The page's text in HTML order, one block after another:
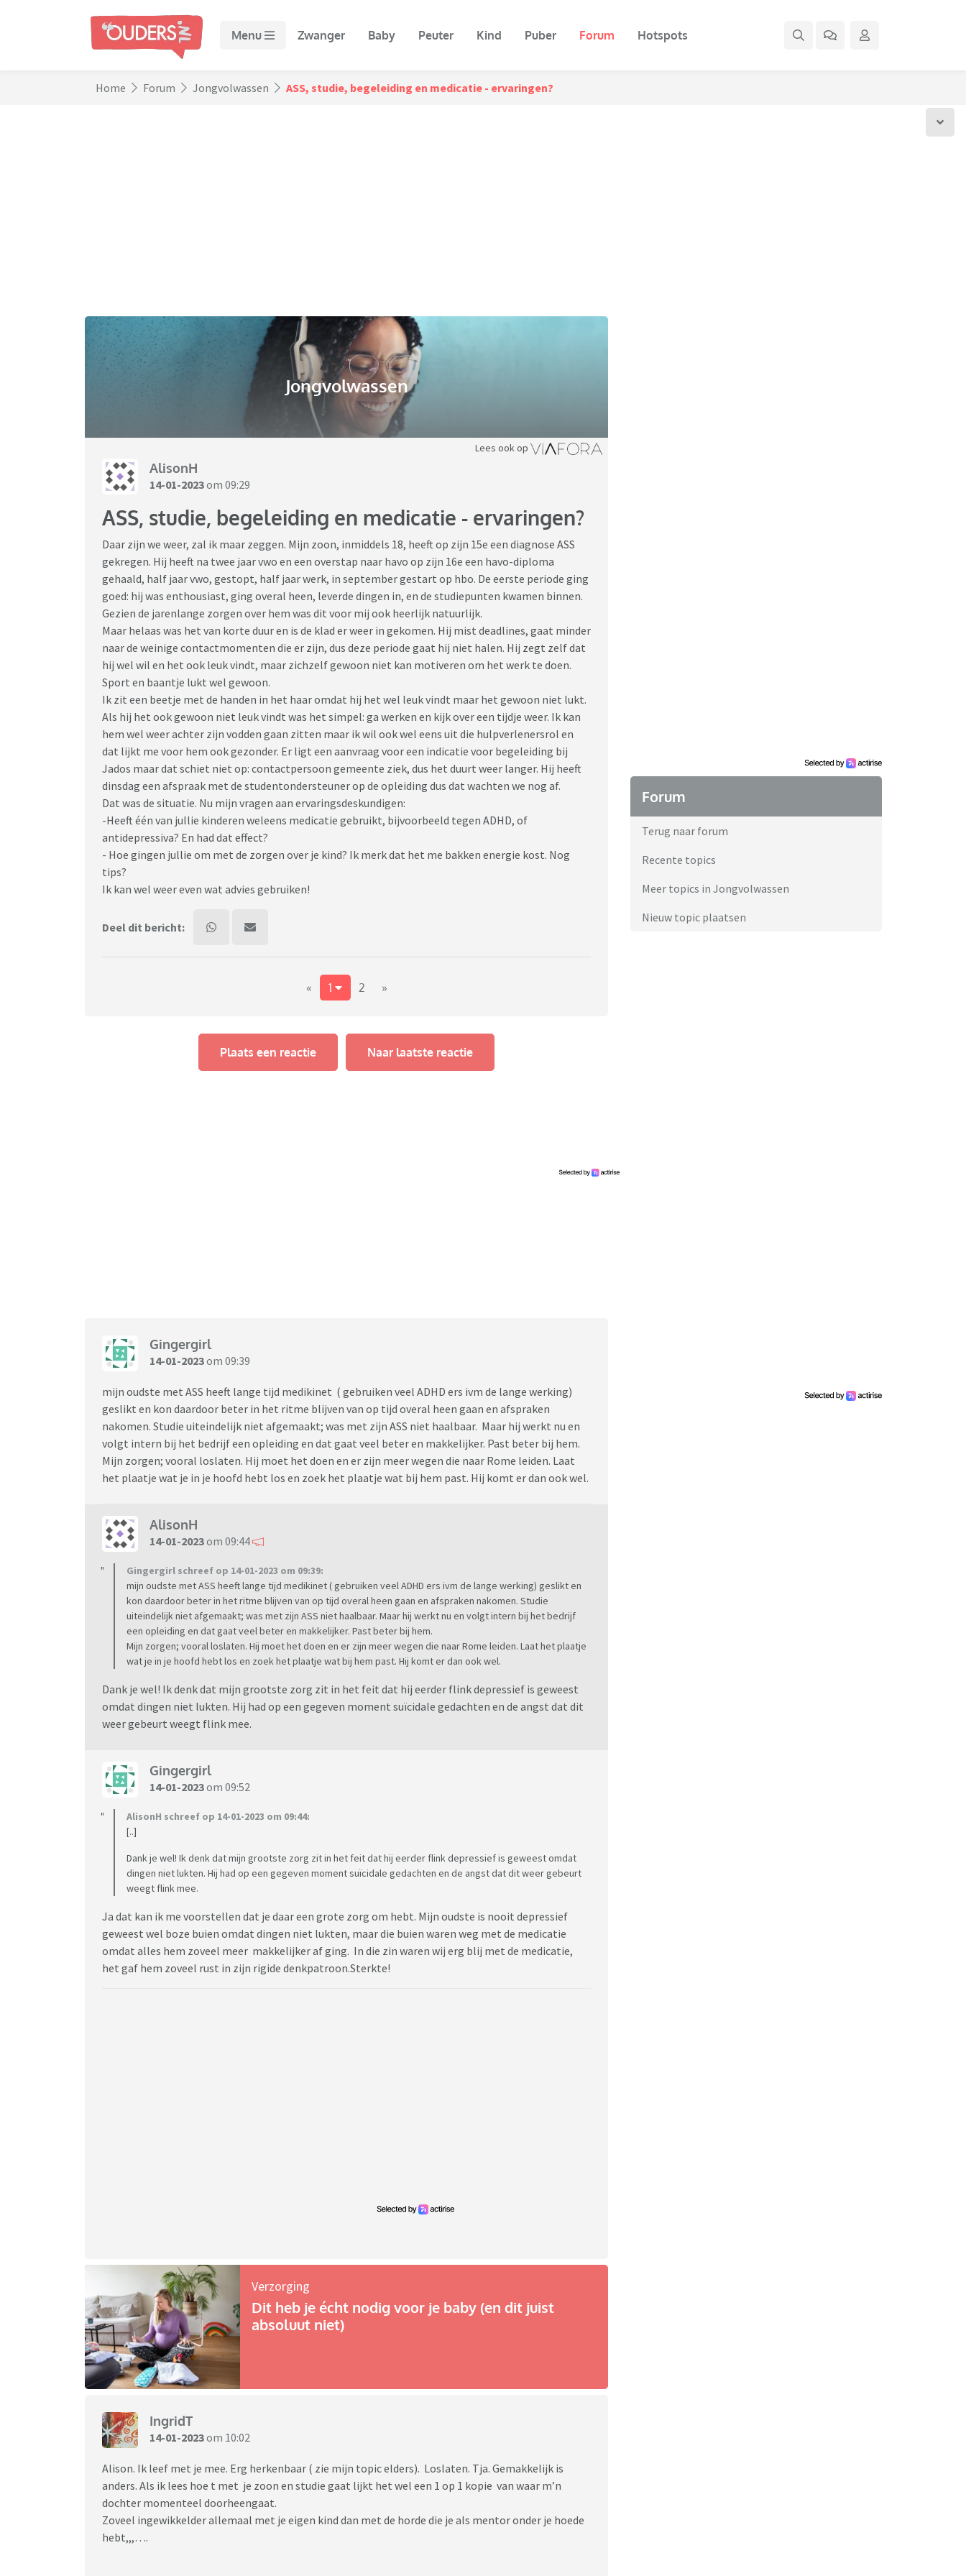
Menu Zwanger Baby Peuter Kind Puber Forum Hotspots
Home Forum Jongvolwassen ASS, studie, begeleiding en medicatie - ervaringen?
Jongvolwassen
Lees ook op
AlisonH
14-01-2023om 09:29
ASS, studie, begeleiding en medicatie - ervaringen?
Daar zijn we weer, zal ik maar zeggen. Mijn zoon, inmiddels 18, heeft op zijn 15e een diagnose ASS
gekregen. Hij heeft na twee jaar vwo en een overstap naar havo op zijn 16e een havo-diploma
gehaald, half jaar vwo, gestopt, half jaar werk, in september gestart op hbo. De eerste periode ging
goed: hij was enthousiast, ging overal heen, leverde dingen in, en de studiepunten kwamen binnen.
Gezien de jarenlange zorgen over hem was dit voor mij ook heerlijk natuurlijk.
Maar helaas was het van korte duur en is de klad er weer in gekomen. Hij mist deadlines, gaat minder
naar de weinige contactmomenten die er zijn, dus deze periode gaat hij niet halen. Hij zegt zelf dat
hij wel wil en het ook leuk vindt, maar zichzelf gewoon niet kan motiveren om het werk te doen.
Sport en baantje lukt wel gewoon.
Ik zit een beetje met de handen in het haar omdat hij het wel leuk vindt maar het gewoon niet lukt.
Als hij het ook gewoon niet leuk vindt was het simpel: ga werken en kijk over een tijdje weer. Ik kan
hem wel weer achter zijn vodden gaan zitten maar ik wil ook wel eens uit die hulpverlenersrol en
dat lijkt me voor hem ook gezonder. Er ligt een aanvraag voor een indicatie voor begeleiding bij
Jados maar dat schiet niet op: contactpersoon gemeente ziek, dus het duurt weer langer. Hij heeft
dinsdag een afspraak met de studentondersteuner op de opleiding dus dat wachten we nog af.
Dat was de situatie. Nu mijn vragen aan ervaringsdeskundigen:
-Heeft één van jullie kinderen weleens medicatie gebruikt, bijvoorbeeld tegen ADHD, of
antidepressiva? En had dat effect?
- Hoe gingen jullie om met de zorgen over je kind? Ik merk dat het me bakken energie kost. Nog
tips?
Ik kan wel weer even wat advies gebruiken!
Deel dit bericht:
« 1 2 »
Plaats een reactie Naar laatste reactie
Gingergirl
14-01-2023om 09:39
mijn oudste met ASS heeft lange tijd medikinet ( gebruiken veel ADHD ers ivm de lange werking)
geslikt en kon daardoor beter in het ritme blijven van op tijd overal heen gaan en afspraken
nakomen. Studie uiteindelijk niet afgemaakt; was met zijn ASS niet haalbaar. Maar hij werkt nu en
volgt intern bij het bedrijf een opleiding en dat gaat veel beter en makkelijker. Past beter bij hem.
Mijn zorgen; vooral loslaten. Hij moet het doen en er zijn meer wegen die naar Rome leiden. Laat
het plaatje wat je in je hoofd hebt los en zoek het plaatje wat bij hem past. Hij komt er dan ook wel.
AlisonH
14-01-2023om 09:44
Gingergirl schreef op 14-01-2023 om 09:39:
mijn oudste met ASS heeft lange tijd medikinet ( gebruiken veel ADHD ers ivm de lange werking) geslikt en
kon daardoor beter in het ritme blijven van op tijd overal heen gaan en afspraken nakomen. Studie
uiteindelijk niet afgemaakt; was met zijn ASS niet haalbaar. Maar hij werkt nu en volgt intern bij het bedrijf
een opleiding en dat gaat veel beter en makkelijker. Past beter bij hem.
Mijn zorgen; vooral loslaten. Hij moet het doen en er zijn meer wegen die naar Rome leiden. Laat het plaatje
wat je in je hoofd hebt los en zoek het plaatje wat bij hem past. Hij komt er dan ook wel.
Dank je wel! Ik denk dat mijn grootste zorg zit in het feit dat hij eerder flink depressief is geweest
omdat dingen niet lukten. Hij had op een gegeven moment suïcidale gedachten en de angst dat dit
weer gebeurt weegt flink mee.
Gingergirl
14-01-2023om 09:52
AlisonH schreef op 14-01-2023 om 09:44:
[..]
Dank je wel! Ik denk dat mijn grootste zorg zit in het feit dat hij eerder flink depressief is geweest omdat
dingen niet lukten. Hij had op een gegeven moment suïcidale gedachten en de angst dat dit weer gebeurt
weegt flink mee.
Ja dat kan ik me voorstellen dat je daar een grote zorg om hebt. Mijn oudste is nooit depressief
geweest wel boze buien omdat dingen niet lukten, maar die buien waren weg met de medicatie
omdat alles hem zoveel meer makkelijker af ging. In die zin waren wij erg blij met de medicatie,
het gaf hem zoveel rust in zijn rigide denkpatroon.Sterkte!
Verzorging
Dit heb je écht nodig voor je baby (en dit juist
absoluut niet)
IngridT
14-01-2023om 10:02
Alison. Ik leef met je mee. Erg herkenbaar ( zie mijn topic elders). Loslaten. Tja. Gemakkelijk is
anders. Als ik lees hoe t met je zoon en studie gaat lijkt het wel een 1 op 1 kopie van waar m’n
dochter momenteel doorheengaat.
Zoveel ingewikkelder allemaal met je eigen kind dan met de horde die je als mentor onder je hoede
hebt,,,….
Forum
Terug naar forum
Recente topics
Meer topics in Jongvolwassen
Nieuw topic plaatsen